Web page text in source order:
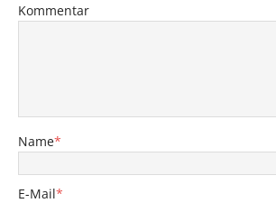
Kommentar
Name*
E-Mail*